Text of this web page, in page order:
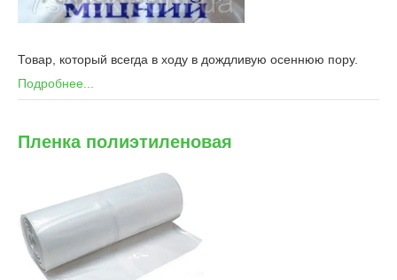
Товар, который всегда в ходу в дождливую осеннюю пору.
Подробнее...
Пленка полиэтиленовая